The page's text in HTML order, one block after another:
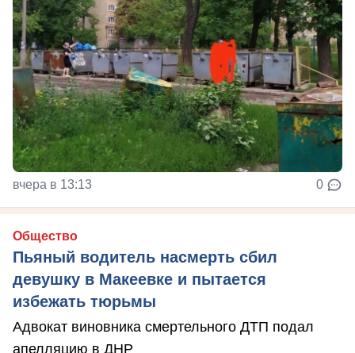
вчера в 13:13 0
Общество
Пьяный водитель насмерть сбил
девушку в Макеевке и пытается
избежать тюрьмы
Адвокат виновника смертельного ДТП подал
апелляцию в ДНР